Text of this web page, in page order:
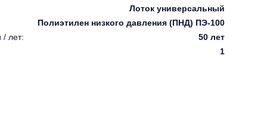
Лоток универсальный
Полиэтилен низкого давления (ПНД) ПЭ-100
/ лет:
50 лет
1